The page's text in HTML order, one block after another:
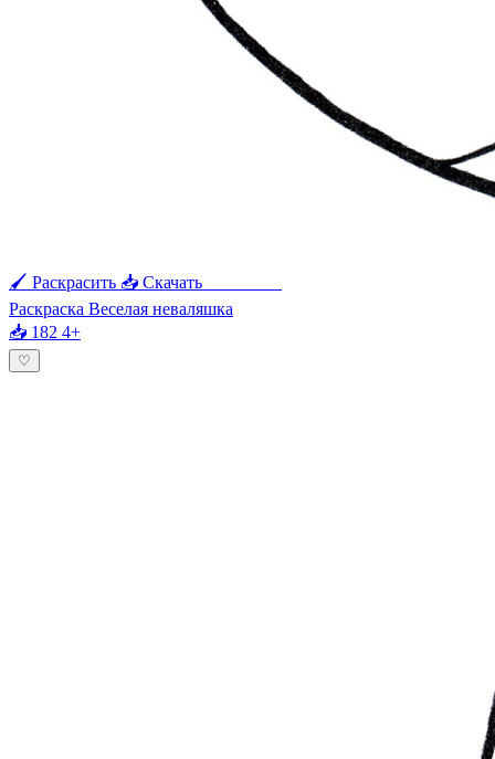
🖌 Раскрасить 📥 Скачать
Раскраска Веселая неваляшка
📥 182 4+
♡